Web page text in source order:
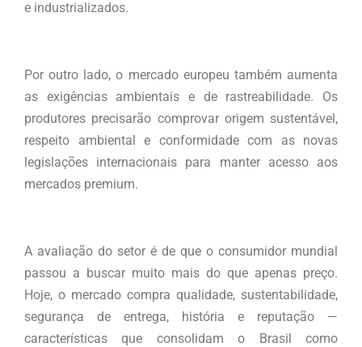
e industrializados.
Por outro lado, o mercado europeu também aumenta
as exigências ambientais e de rastreabilidade. Os
produtores precisarão comprovar origem sustentável,
respeito ambiental e conformidade com as novas
legislações internacionais para manter acesso aos
mercados premium.
A avaliação do setor é de que o consumidor mundial
passou a buscar muito mais do que apenas preço.
Hoje, o mercado compra qualidade, sustentabilidade,
segurança de entrega, história e reputação —
características que consolidam o Brasil como